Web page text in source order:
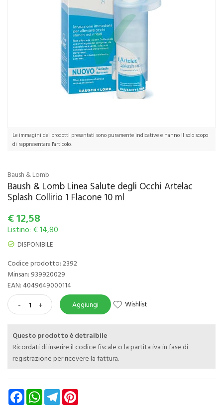
Le immagini dei prodotti presentati sono puramente indicative e hanno il solo scopo
di rappresentare l'articolo.
Baush & Lomb
Baush & Lomb Linea Salute degli Occhi Artelac
Splash Collirio 1 Flacone 10 ml
€12,58
Listino: € 14,80
DISPONIBILE
Codice prodotto: 2392
Minsan: 939920029
EAN: 4049649000114
- + Aggiungi Wishlist
Questo prodotto è detraibile
Ricordati di inserire il codice fiscale o la partita iva in fase di
registrazione per ricevere la fattura.
FacebookWhatsAppTelegram